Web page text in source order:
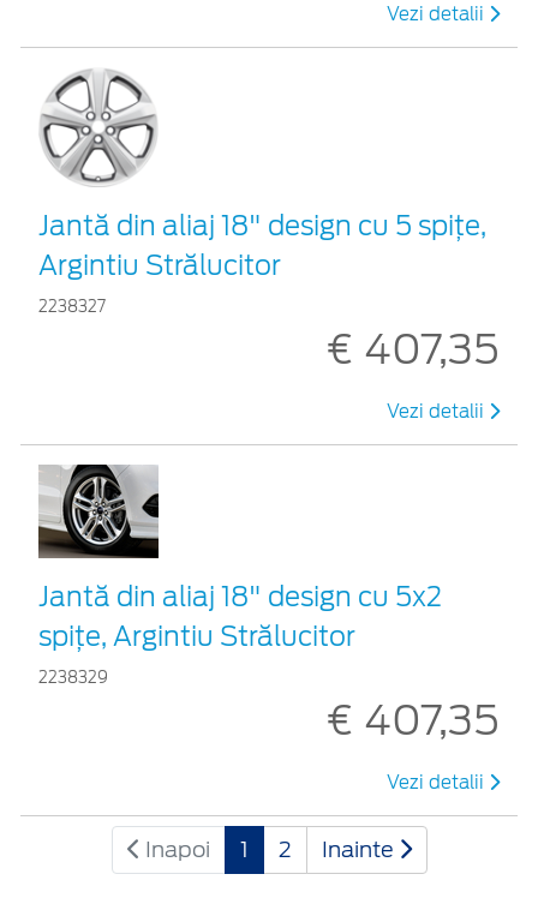
Vezi detalii
Jantă din aliaj 18" design cu 5 spiţe,
Argintiu Strălucitor
2238327
€ 407,35
Vezi detalii
Jantă din aliaj 18" design cu 5x2
spiţe, Argintiu Strălucitor
2238329
€ 407,35
Vezi detalii
Inapoi 1 2 Inainte